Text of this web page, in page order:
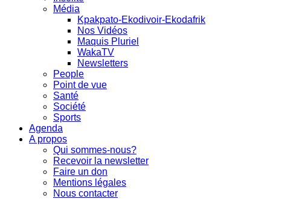
Média
Kpakpato-Ekodivoir-Ekodafrik
Nos Vidéos
Maquis Pluriel
WakaTV
Newsletters
People
Point de vue
Santé
Société
Sports
Agenda
A propos
Qui sommes-nous?
Recevoir la newsletter
Faire un don
Mentions légales
Nous contacter